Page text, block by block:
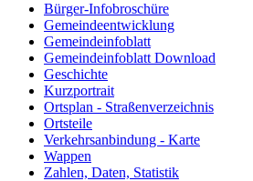
Bürger-Infobroschüre
Gemeindeentwicklung
Gemeindeinfoblatt
Gemeindeinfoblatt Download
Geschichte
Kurzportrait
Ortsplan - Straßenverzeichnis
Ortsteile
Verkehrsanbindung - Karte
Wappen
Zahlen, Daten, Statistik